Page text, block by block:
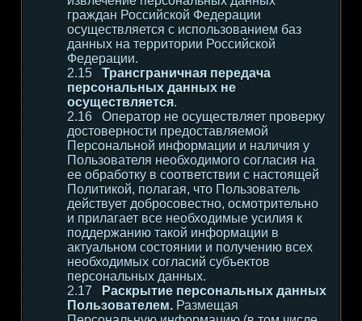
граждан Российской Федерации
осуществляется с использованием баз
данных на территории Российской
Федерации.
Трансграничная передача
персональных данных не
осуществляется.
Оператор не осуществляет проверку
достоверности предоставляемой
Персональной информации и наличия у
Пользователя необходимого согласия на
ее обработку в соответствии с настоящей
Политикой, полагая, что Пользователь
действует добросовестно, осмотрительно
и прилагает все необходимые усилия к
поддержанию такой информации в
актуальном состоянии и получению всех
необходимых согласий субъектов
персональных данных.
Раскрытие персональных данных
Пользователем. Размещая